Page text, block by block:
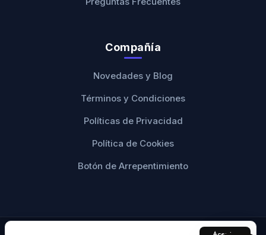
Compañía
Novedades y Blog
Términos y Condiciones
Políticas de Privacidad
Política de Cookies
Botón de Arrepentimiento